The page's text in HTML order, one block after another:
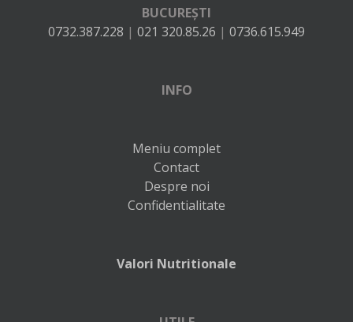
BUCUREȘTI
0732.387.228 | 021 320.85.26 | 0736.615.949
INFO
Meniu complet
Contact
Despre noi
Confidentialitate
Valori Nutritionale